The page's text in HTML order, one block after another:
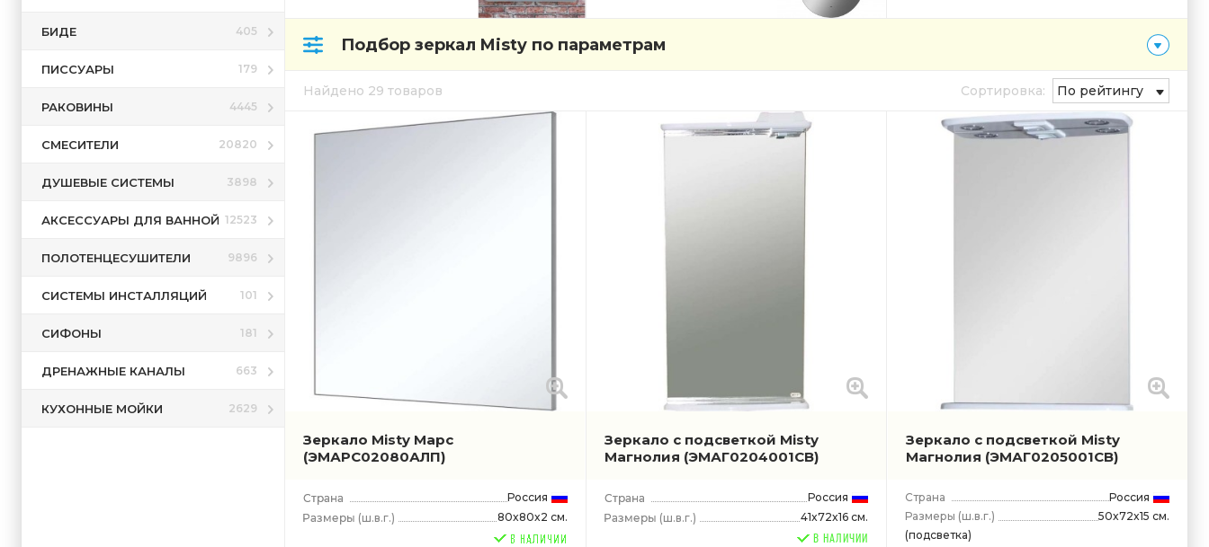
БИДЕ 405
ПИССУАРЫ 179
РАКОВИНЫ 4445
СМЕСИТЕЛИ 20820
ДУШЕВЫЕ СИСТЕМЫ 3898
АКСЕССУАРЫ ДЛЯ ВАННОЙ 12523
ПОЛОТЕНЦЕСУШИТЕЛИ 9896
СИСТЕМЫ ИНСТАЛЛЯЦИЙ 101
СИФОНЫ 181
ДРЕНАЖНЫЕ КАНАЛЫ 663
КУХОННЫЕ МОЙКИ 2629
Подбор зеркал Misty по параметрам
Найдено 29 товаров Сортировка: По рейтингу
Зеркало Misty Марс
(ЭМАРС02080АЛП)
Россия
(ш.в.г.)
80x80x2 см.
Зеркало с подсветкой Misty
Магнолия (ЭМАГ0204001СВ)
Россия
(ш.в.г.)
41x72x16 см.
В НАЛИЧИИ
Зеркало с подсветкой Misty
Магнолия (ЭМАГ0205001СВ)
Страна
Россия
Размеры (ш.в.г.)
50x72x15 см.
(подсветка)